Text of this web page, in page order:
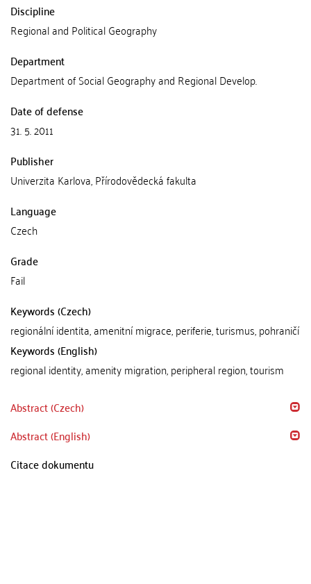
Discipline
Regional and Political Geography
Department
Department of Social Geography and Regional Develop.
Date of defense
31. 5. 2011
Publisher
Univerzita Karlova, Přírodovědecká fakulta
Language
Czech
Grade
Fail
Keywords (Czech)
regionální identita, amenitní migrace, periferie, turismus, pohraničí
Keywords (English)
regional identity, amenity migration, peripheral region, tourism
Abstract (Czech)
Abstract (English)
Citace dokumentu